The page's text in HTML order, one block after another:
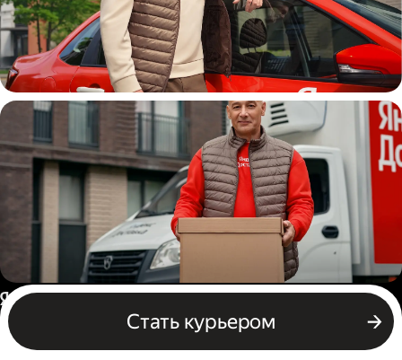
Автокурьер
Водитель грузового авто
Стать курьером
Россия
Бизнесу